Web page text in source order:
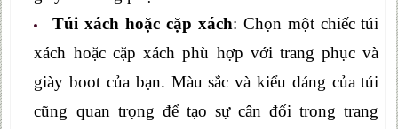
Túi xách hoặc cặp xách: Chọn một chiếc túi
xách hoặc cặp xách phù hợp với trang phục và
giày boot của bạn. Màu sắc và kiểu dáng của túi
cũng quan trọng để tạo sự cân đối trong trang